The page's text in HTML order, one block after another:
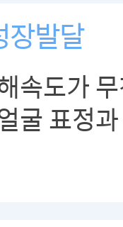
장발달
속도가
굴 표정